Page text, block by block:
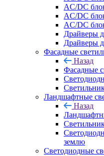
AC/DC
AC/DC
AC/DC
Драйверы
Драйверы
Фасадные
Назад
Фасадные
Ландшафтные
Назад
землю
Светодиодные